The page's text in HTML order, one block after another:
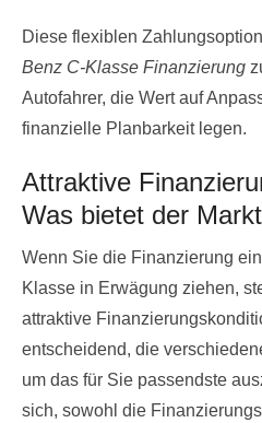
Diese flexiblen
Benz C-Klasse Finanzierung
Autofahrer, die Wert auf
finanzielle Planbarkeit legen.
Attraktive
Was bietet der
Wenn Sie die Finanzierung
Klasse in Erwägung ziehen,
attraktive
entscheidend, die
um das für Sie passendste
sich, sowohl die